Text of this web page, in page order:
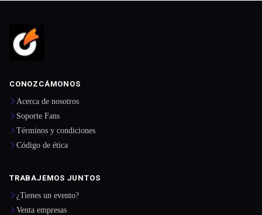
CONOZCÁMONOS
Acerca de nosotros
Soporte Fans
Términos y condiciones
Código de ética
TRABAJEMOS JUNTOS
¿Tienes un evento?
Venta empresas